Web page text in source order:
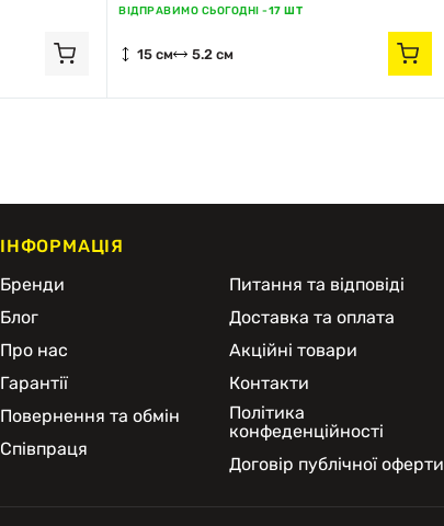
ВІДПРАВИМО СЬОГОДНІ -17 ШТ
15 см 5.2 см
ІНФОРМАЦІЯ
Бренди
Блог
Про нас
Гарантії
Повернення та обмін
Співпраця
Питання та відповіді
Доставка та оплата
Акційні товари
Контакти
Політика
конфеденційності
Договір публічної оферти